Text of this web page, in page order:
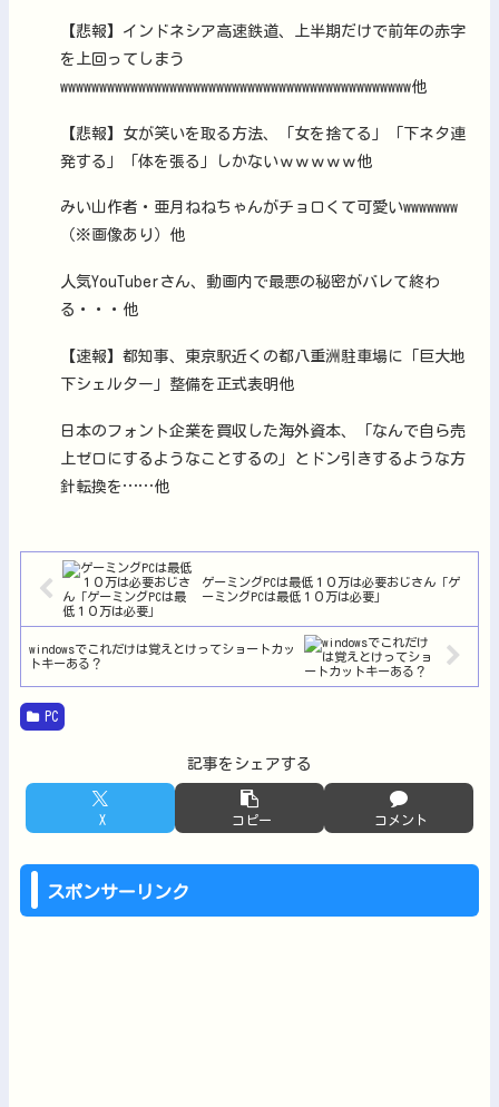
【悲報】インドネシア高速鉄道、上半期だけで前年の赤字
を上回ってしまう
wwwwwwwwwwwwwwwwwwwwwwwwwwwwwwwwwwwwwwwwwwwww他
【悲報】女が笑いを取る方法、「女を捨てる」「下ネタ連
発する」「体を張る」しかないｗｗｗｗｗ他
みい山作者・亜月ねねちゃんがチョロくて可愛いwwwwwww
（※画像あり）他
人気YouTuberさん、動画内で最悪の秘密がバレて終わ
る・・・他
【速報】都知事、東京駅近くの都八重洲駐車場に「巨大地
下シェルター」整備を正式表明他
日本のフォント企業を買収した海外資本、「なんで自ら売
上ゼロにするようなことするの」とドン引きするような方
針転換を……他
ゲーミングPCは最低１０万は必要おじさん「ゲ
ーミングPCは最低１０万は必要」
windowsでこれだけは覚えとけってショートカッ
トキーある？
PC
記事をシェアする
X コピー コメント
スポンサーリンク